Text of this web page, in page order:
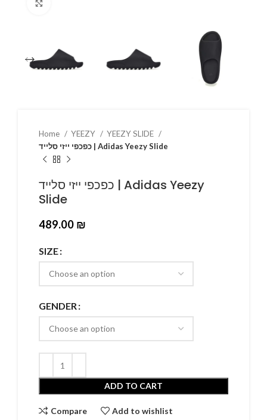
Home YEEZY
YEEZY SLIDE
כפכפי ייזי סלייד | Adidas Yeezy Slide
כפכפי ייזי סלייד | Adidas Yeezy
Slide
489.00 ₪
SIZE
GENDER
ADD TO CART
Compare Add to wishlist